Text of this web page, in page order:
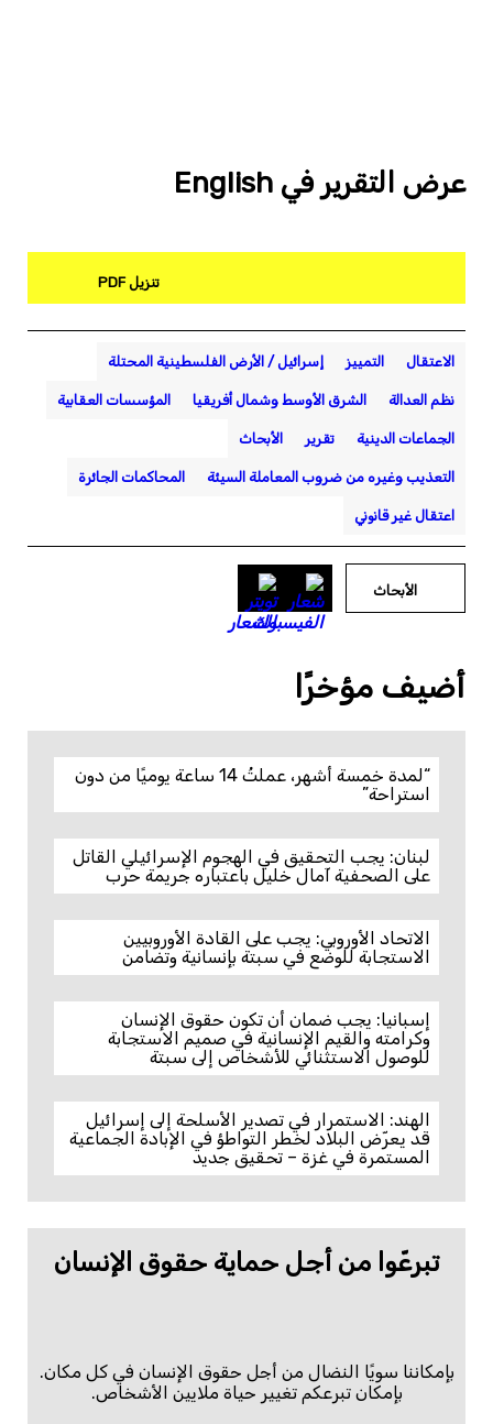
عرض التقرير في English
تنزيل PDF
الاعتقال التمييز إسرائيل / الأرض الفلسطينية المحتلة
نظم العدالة الشرق الأوسط وشمال أفريقيا المؤسسات العقابية
الجماعات الدينية تقرير الأبحاث
التعذيب وغيره من ضروب المعاملة السيئة المحاكمات الجائرة
اعتقال غير قانوني
الأبحاث
أضيف مؤخرًا
“لمدة خمسة أشهر، عملتُ 14 ساعة يوميًا من دون
استراحة”
لبنان: يجب التحقيق في الهجوم الإسرائيلي القاتل
على الصحفية آمال خليل باعتباره جريمة حرب
الاتحاد الأوروبي: يجب على القادة الأوروبيين
الاستجابة للوضع في سبتة بإنسانية وتضامن
إسبانيا: يجب ضمان أن تكون حقوق الإنسان
وكرامته والقيم الإنسانية في صميم الاستجابة
للوصول الاستثنائي للأشخاص إلى سبتة
الهند: الاستمرار في تصدير الأسلحة إلى إسرائيل
قد يعرّض البلاد لخطر التواطؤ في الإبادة الجماعية
المستمرة في غزة – تحقيق جديد
تبرعّوا من أجل حماية حقوق الإنسان
بإمكاننا سويًا النضال من أجل حقوق الإنسان في كل مكان.
بإمكان تبرعكم تغيير حياة ملايين الأشخاص.